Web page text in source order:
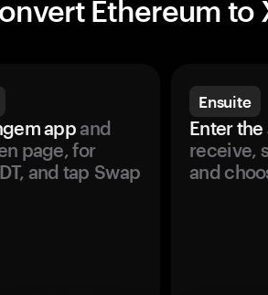
Ethereum to
appand
page, for
and tap Swap
Ensuite
Enter the
receive,
and